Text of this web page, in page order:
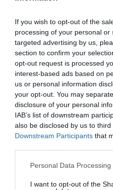
If you wish to opt-out of the
processing of your personal
targeted advertising by us,
section to confirm your
opt-out request is processed
interest-based ads based on
us or personal information
your opt-out. You may
disclosure of your personal
IAB’s list of downstream
also be disclosed by us to
Downstream Participants that
Please note that this website/
not limited to your visit or
Personal Data
I want to opt-out of the
ΠΑΣΟΚ για το ΟΣΔΕ:
λύσεις»
Γεωργιάδης απαντά στο
Ανακύκλωσης»: «Διαβάστε
όχι όσα σας βολεύουν»
ΠΑΟΚ: Ο Γιαννούλης ξανά στα
ΟΛΕΣ ΟΙ
διαβάστε